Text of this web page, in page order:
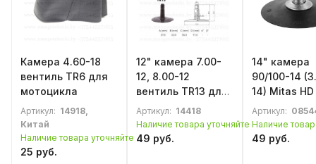
Камера 4.60-18
вентиль TR6 для
мотоцикла
Артикул: 14918,
Китай
Наличие товара уточняйте
25 руб.
12" камера 7.00-
12, 8.00-12
вентиль TR13 для
мотоблока,
культиватора,
минитрактора
Артикул: 14418
Наличие товара уточняйте
49 руб.
14" камера
90/100-14
14) Mitas HD
вентиль TR6
Артикул:
Наличие
49 руб.